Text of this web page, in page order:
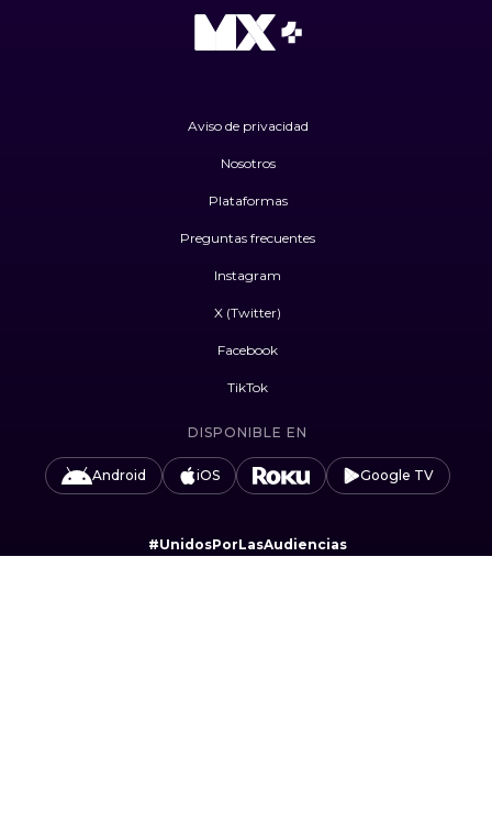
Aviso de privacidad
Nosotros
Plataformas
Preguntas frecuentes
Instagram
X (Twitter)
Facebook
TikTok
DISPONIBLE EN
Android iOS Google TV
#UnidosPorLasAudiencias